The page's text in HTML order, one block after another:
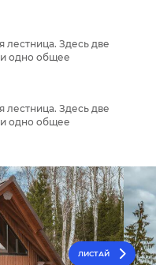
лестница. Здесь две
одно общее
лестница. Здесь две
одно общее
ЛИСТАЙ